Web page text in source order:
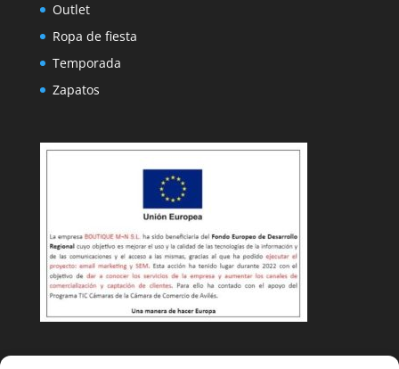
Outlet
Ropa de fiesta
Temporada
Zapatos